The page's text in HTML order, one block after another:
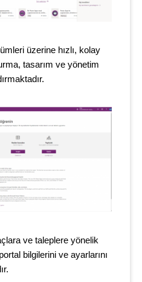
üzerine hızlı, kolay
tasarım ve yönetim
ve taleplere yönelik
bilgilerini ve ayarlarını